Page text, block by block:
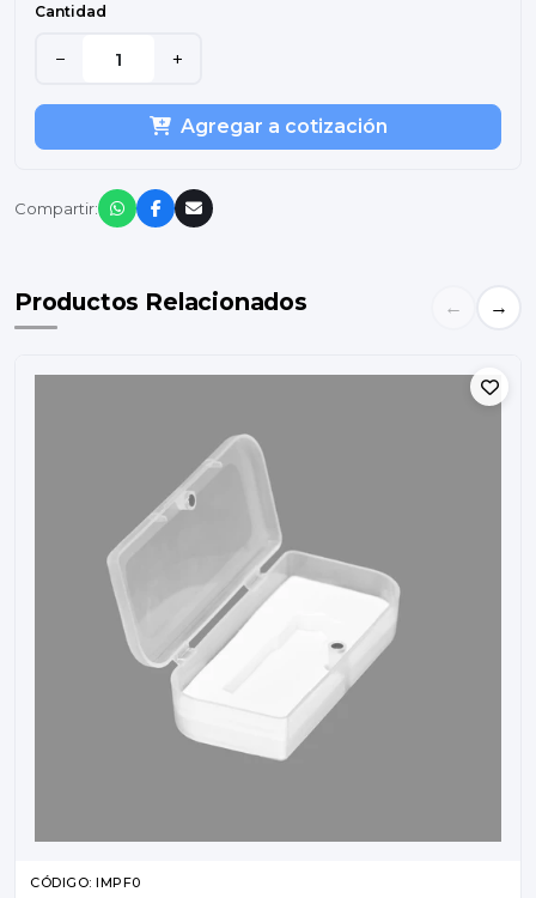
Cantidad
− +
Agregar a cotización
Compartir:
Productos Relacionados ← →
CÓDIGO: IMPF0